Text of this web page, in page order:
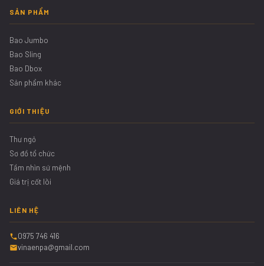
SẢN PHẨM
Bao Jumbo
Bao Sling
Bao Dbox
Sản phẩm khác
GIỚI THIỆU
Thư ngỏ
Sơ đồ tổ chức
Tầm nhìn sứ mệnh
Giá trị cốt lõi
LIÊN HỆ
0975 746 416
vinaenpa@gmail.com